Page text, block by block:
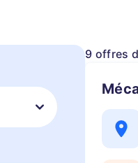
9 offres